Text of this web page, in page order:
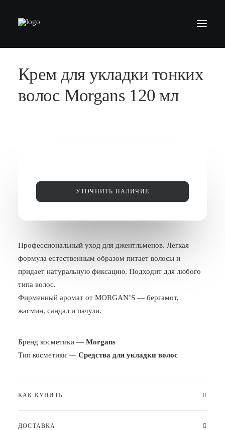
БАРБЕРШОПЫ
АКАДЕМИЯ БАРБЕРОВ
МОДЕЛЯМ
ФРАНШИЗА
БЛОГ
ПОЖАЛОВАТЬСЯ
Крем для укладки тонких
волос Morgans 120 мл
УТОЧНИТЬ НАЛИЧИЕ
Профессиональный уход для джентльменов. Легкая
формула естественным образом питает волосы и
придает натуральную фиксацию. Подходит для любого
типа волос.
Фирменный аромат от MORGAN’S — бергамот,
жасмин, сандал и пачули.
Бренд косметики — Morgans
Тип косметики — Средства для укладки волос
КАК КУПИТЬ
ДОСТАВКА